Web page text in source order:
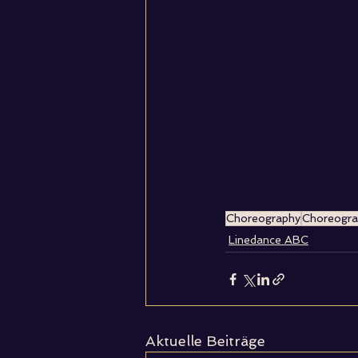
Choreography
Linedance ABC
Aktuelle Beiträge